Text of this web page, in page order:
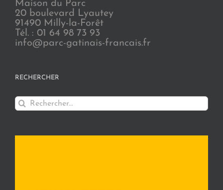
Maison du Parc
20 boulevard Lyautey
91490 Milly-la-Forêt
Tél. : 01 64 98 73 93
info@parc-gatinais-francais.fr
RECHERCHER
Rechercher: